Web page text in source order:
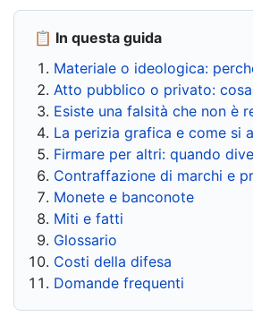
📋 In questa guida
Materiale o ideologica:
Atto pubblico o privato:
Esiste una falsità che non è
La perizia grafica e come si
Firmare per altri: quando
Contraffazione di marchi e
Monete e banconote
Miti e fatti
Glossario
Costi della difesa
Domande frequenti